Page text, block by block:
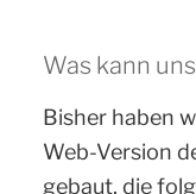
Was kann
Bisher haben
Web-Version
gebaut, die